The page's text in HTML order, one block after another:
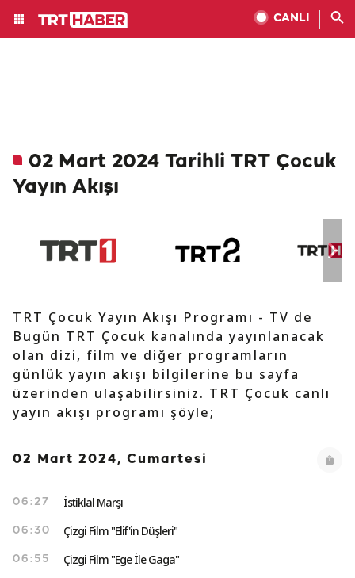
CANLI
02 Mart 2024 Tarihli TRT Çocuk
Yayın Akışı
TRT Çocuk Yayın Akışı Programı - TV de
Bugün TRT Çocuk kanalında yayınlanacak
olan dizi, film ve diğer programların
günlük yayın akışı bilgilerine bu sayfa
üzerinden ulaşabilirsiniz. TRT Çocuk canlı
yayın akışı programı şöyle;
02 Mart 2024, Cumartesi
06:27 İstiklal Marşı
06:30 Çizgi Film "Elif'in Düşleri"
06:55 Çizgi Film "Ege İle Gaga"